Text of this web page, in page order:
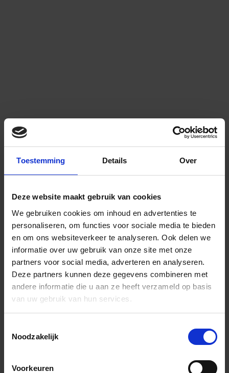
Toestemming Details Over
Deze website maakt gebruik van cookies
We gebruiken cookies om inhoud en advertenties te
personaliseren, om functies voor sociale media te bieden
en om ons websiteverkeer te analyseren. Ook delen we
informatie over uw gebruik van onze site met onze
partners voor social media, adverteren en analyseren.
Deze partners kunnen deze gegevens combineren met
andere informatie die u aan ze heeft verzameld op basis
van uw gebruik van hun services.
Noodzakelijk
Voorkeuren